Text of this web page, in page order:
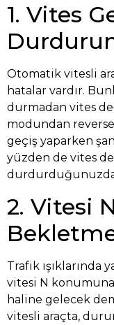
1. Vites
Otomatik vitesli
hatalar vardır.
durmadan vites
modundan
geçiş yaparken
yüzden de vites
2. Vitesi
Trafik ışıklarında
vitesi N konumuna
haline gelecek
vitesli araçta,